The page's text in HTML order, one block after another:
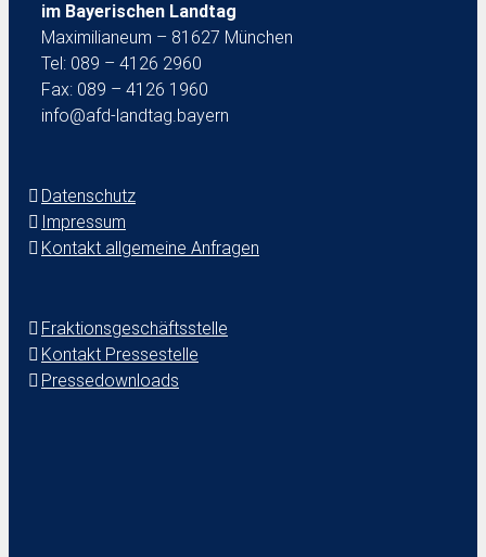
im Bayerischen Landtag
Maximilianeum – 81627 München
Tel: 089 – 4126 2960
Fax: 089 – 4126 1960
info@afd-landtag.bayern
Datenschutz
Impressum
Kontakt allgemeine Anfragen
Fraktionsgeschäftsstelle
Kontakt Pressestelle
Pressedownloads